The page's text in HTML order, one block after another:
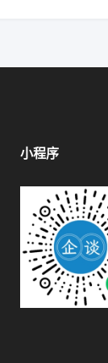
小程序